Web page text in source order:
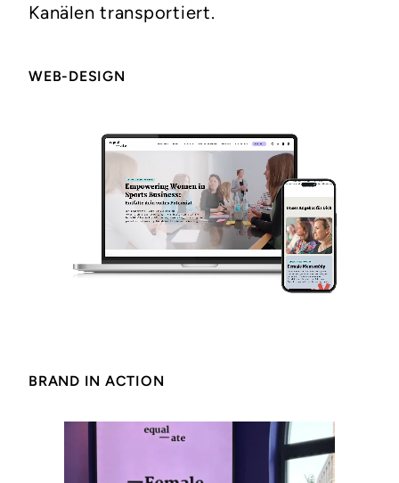
Kanälen transportiert.
WEB-DESIGN
BRAND IN ACTION